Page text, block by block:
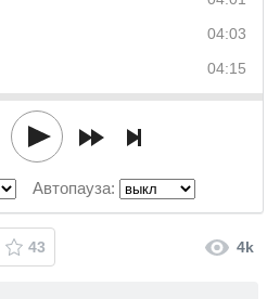
04:03
04:15
04:01
04:04
Автопауза:
43 4k